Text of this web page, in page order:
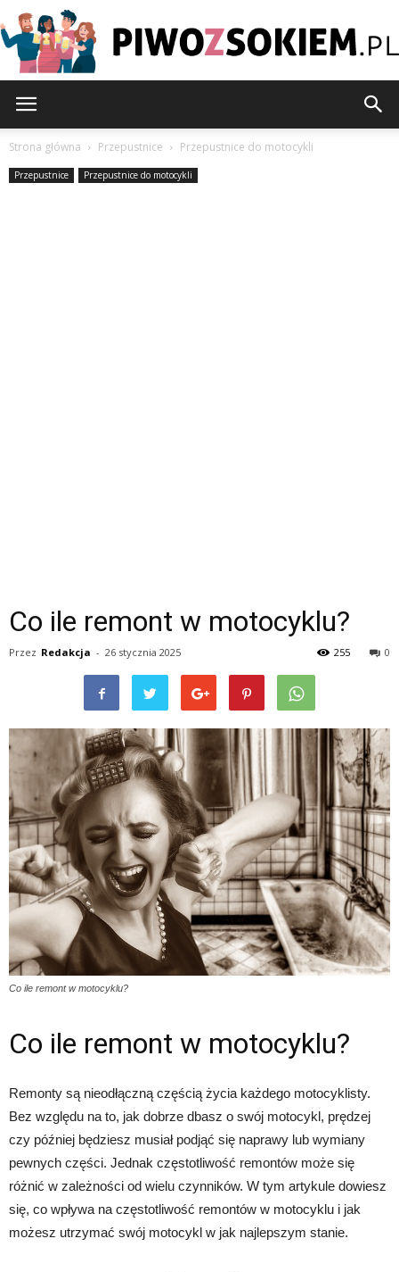
Strona główna Przepustnice Przepustnice do motocykli
Przepustnice Przepustnice do motocykli
Co ile remont w motocyklu?
Przez Redakcja - 26 stycznia 2025 0
255
Co ile remont w motocyklu?
Co ile remont w motocyklu?
Remonty są nieodłączną częścią życia każdego motocyklisty.
Bez względu na to, jak dobrze dbasz o swój motocykl, prędzej
czy później będziesz musiał podjąć się naprawy lub wymiany
pewnych części. Jednak częstotliwość remontów może się
różnić w zależności od wielu czynników. W tym artykule dowiesz
się, co wpływa na częstotliwość remontów w motocyklu i jak
możesz utrzymać swój motocykl w jak najlepszym stanie.